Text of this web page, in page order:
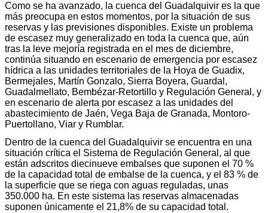
Como se ha avanzado, la cuenca del Guadalquivir es la que
más preocupa en estos momentos, por la situación de sus
reservas y las previsiones disponibles. Existe un problema
de escasez muy generalizado en toda la cuenca que, aún
tras la leve mejoría registrada en el mes de diciembre,
continúa situando en escenario de emergencia por escasez
hídrica a las unidades territoriales de la Hoya de Guadix,
Bermejales, Martín Gonzalo, Sierra Boyera, Guardal,
Guadalmellato, Bembézar-Retortillo y Regulación General, y
en escenario de alerta por escasez a las unidades del
abastecimiento de Jaén, Vega Baja de Granada, Montoro-
Puertollano, Viar y Rumblar.
Dentro de la cuenca del Guadalquivir se encuentra en una
situación crítica el Sistema de Regulación General, al que
están adscritos diecinueve embalses que suponen el 70 %
de la capacidad total de embalse de la cuenca, y el 83 % de
la superficie que se riega con aguas reguladas, unas
350.000 ha. En este sistema las reservas almacenadas
suponen únicamente el 21,8% de su capacidad total.